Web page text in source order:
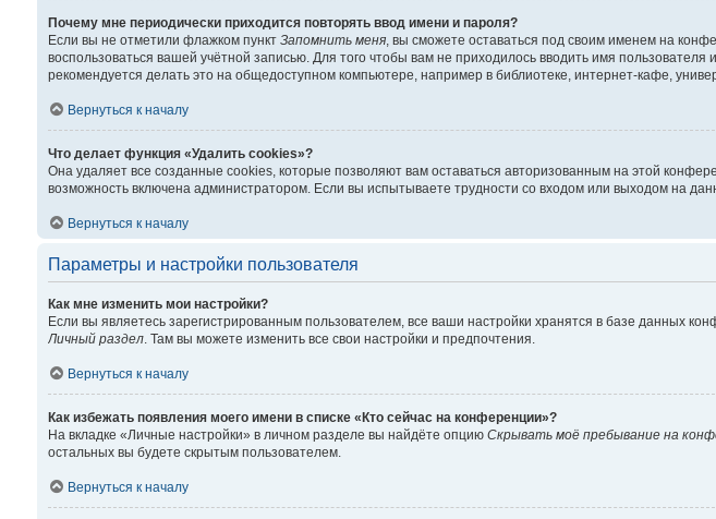
Почему мне периодически приходится повторять ввод имени и пароля?
Если вы не отметили флажком пункт Запомнить меня, вы сможете оставаться под своим именем на
воспользоваться вашей учётной записью. Для того чтобы вам не приходилось вводить имя
рекомендуется делать это на общедоступном компьютере, например в библиотеке, интернет-кафе,
Вернуться к началу
Что делает функция «Удалить cookies»?
Она удаляет все созданные cookies, которые позволяют вам оставаться авторизованным на этой
возможность включена администратором. Если вы испытываете трудности со входом или выходом на
Вернуться к началу
Параметры и настройки пользователя
Как мне изменить мои настройки?
Если вы являетесь зарегистрированным пользователем, все ваши настройки хранятся в базе данных
Личный раздел. Там вы можете изменить все свои настройки и предпочтения.
Вернуться к началу
Как избежать появления моего имени в списке «Кто сейчас на конференции»?
На вкладке «Личные настройки» в личном разделе вы найдёте опцию Скрывать моё пребывание на
остальных вы будете скрытым пользователем.
Вернуться к началу